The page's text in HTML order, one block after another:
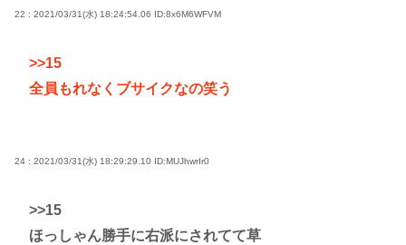
22 : 2021/03/31(水) 18:24:54.06 ID:8x6M6WFVM
>>15
全員もれなくブサイクなの笑う
24 : 2021/03/31(水) 18:29:29.10 ID:MUJhwrIr0
>>15
ほっしゃん勝手に右派にされてて草